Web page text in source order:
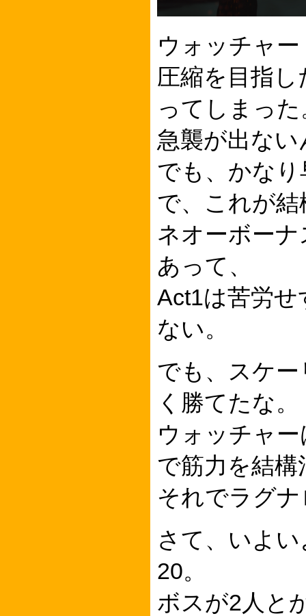
ウォッチャー
圧縮を目指
ってしまった
急襲が出な
でも、かな
で、これが
ネオーボー
あって、
Act1は苦労
ない。
でも、スケ
く勝てたな。
ウォッチャ
で筋力を結
それでラグ
さて、いよ
20。
ボスが2人と